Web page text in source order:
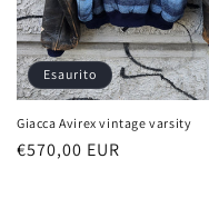
Esaurito
Giacca Avirex vintage varsity
Prezzo
€570,00 EUR